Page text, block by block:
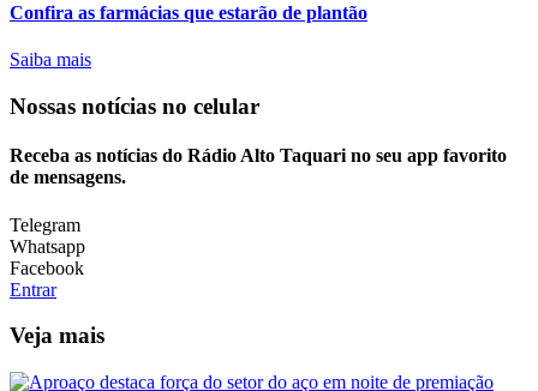
Confira as farmácias que estarão de plantão
Saiba mais
Nossas notícias no celular
Receba as notícias do Rádio Alto Taquari no seu app favorito
de mensagens.
Telegram
Whatsapp
Facebook
Entrar
Veja mais